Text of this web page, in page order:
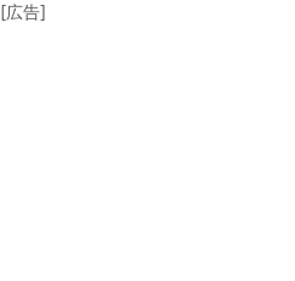
[広告]